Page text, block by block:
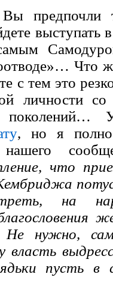
предпочли
выступать
Что
с тем это
личности
, но я
нашего
что
на
нужно,
власть
пусть в